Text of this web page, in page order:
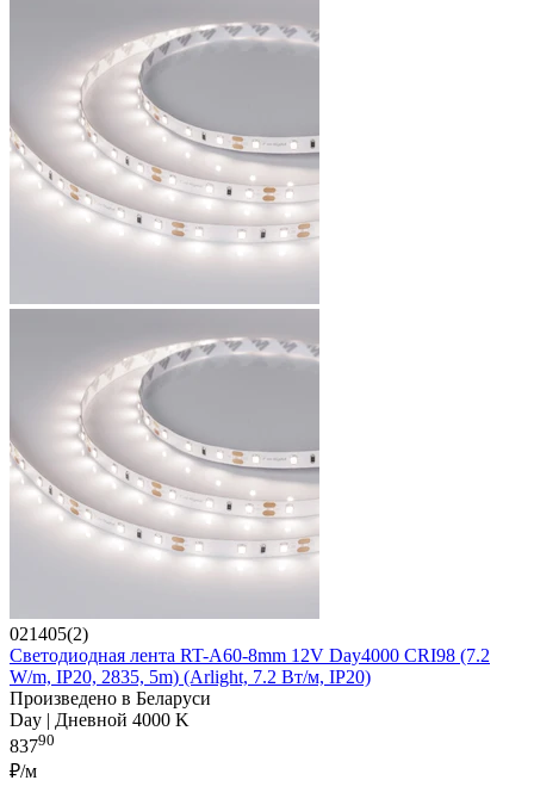
021405(2)
Светодиодная лента RT-A60-8mm 12V Day4000 CRI98 (7.2
W/m, IP20, 2835, 5m) (Arlight, 7.2 Вт/м, IP20)
Произведено в Беларуси
Day | Дневной 4000 K
83790
₽/м